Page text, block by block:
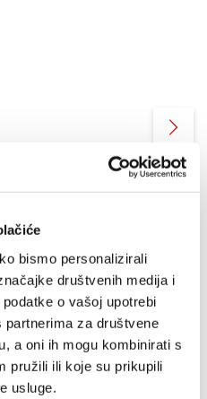
bismo personalizirali
društvenih medija i
o vašoj upotrebi
partnerima za društvene
a oni ih mogu kombinirati s
pružili ili koje su prikupili
usluge.
djetetom
EUR